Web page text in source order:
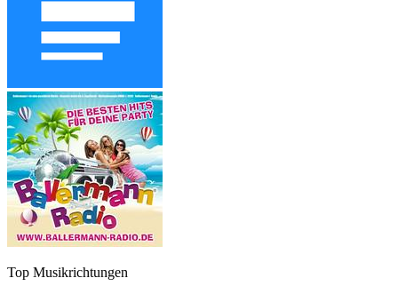
Top Musikrichtungen